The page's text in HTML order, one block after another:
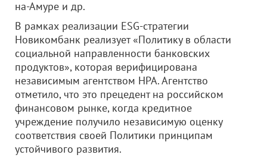
на-Амуре и др.
В рамках реализации ESG-стратегии
Новикомбанк реализует «Политику в области
социальной направленности банковских
продуктов», которая верифицирована
независимым агентством НРА. Агентство
отметило, что это прецедент на российском
финансовом рынке, когда кредитное
учреждение получило независимую оценку
соответствия своей Политики принципам
устойчивого развития.